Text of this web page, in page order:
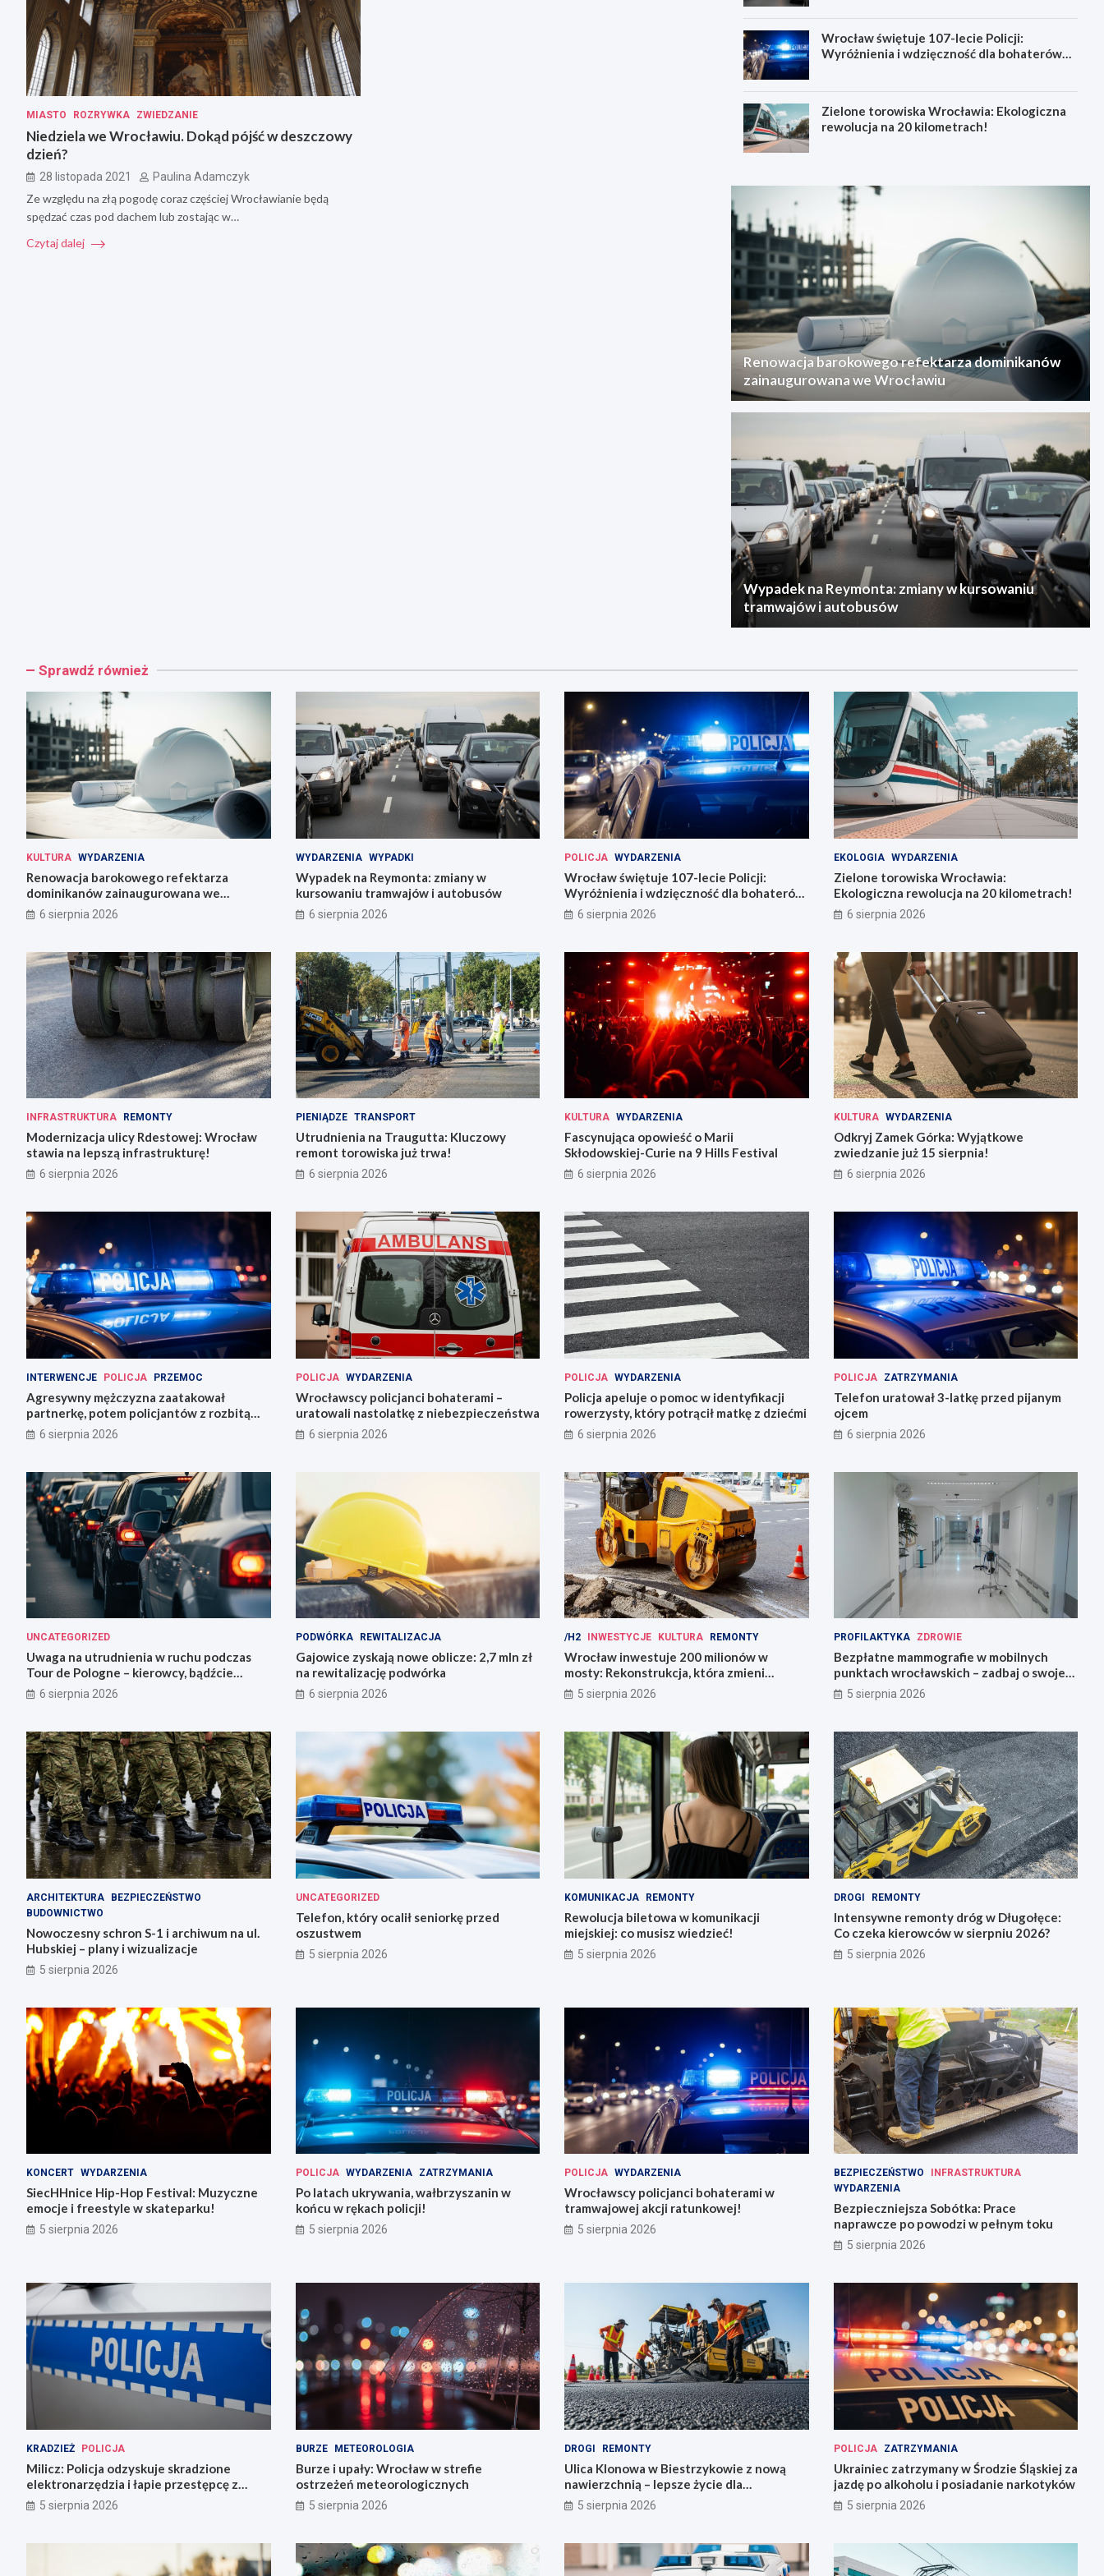
MIASTO ROZRYWKA ZWIEDZANIE
Niedziela we Wrocławiu. Dokąd pójść w deszczowy
dzień?
28 listopada 2021 Paulina Adamczyk
Ze względu na złą pogodę coraz częściej Wrocławianie będą
spędzać czas pod dachem lub zostając w…
Czytaj dalej
Wrocław świętuje 107-lecie Policji:
Wyróżnienia i wdzięczność dla bohaterów
Zielone torowiska Wrocławia: Ekologiczna
rewolucja na 20 kilometrach!
Renowacja barokowego refektarza dominikanów
zainaugurowana we Wrocławiu
Wypadek na Reymonta: zmiany w kursowaniu
tramwajów i autobusów
Sprawdź również
KULTURA WYDARZENIA
Renowacja barokowego refektarza
dominikanów zainaugurowana we
Wrocławiu
6 sierpnia 2026
WYDARZENIA WYPADKI
Wypadek na Reymonta: zmiany w
kursowaniu tramwajów i autobusów
6 sierpnia 2026
POLICJA WYDARZENIA
Wrocław świętuje 107-lecie Policji:
Wyróżnienia i wdzięczność dla bohaterów
codzienności
6 sierpnia 2026
EKOLOGIA WYDARZENIA
Zielone torowiska Wrocławia:
Ekologiczna rewolucja na 20 kilometrach!
6 sierpnia 2026
INFRASTRUKTURA REMONTY
Modernizacja ulicy Rdestowej: Wrocław
stawia na lepszą infrastrukturę!
6 sierpnia 2026
PIENIĄDZE TRANSPORT
Utrudnienia na Traugutta: Kluczowy
remont torowiska już trwa!
6 sierpnia 2026
KULTURA WYDARZENIA
Fascynująca opowieść o Marii
Skłodowskiej-Curie na 9 Hills Festival
6 sierpnia 2026
KULTURA WYDARZENIA
Odkryj Zamek Górka: Wyjątkowe
zwiedzanie już 15 sierpnia!
6 sierpnia 2026
INTERWENCJE POLICJA PRZEMOC
Agresywny mężczyzna zaatakował
partnerkę, potem policjantów z rozbitą
butelką
6 sierpnia 2026
POLICJA WYDARZENIA
Wrocławscy policjanci bohaterami –
uratowali nastolatkę z niebezpieczeństwa
6 sierpnia 2026
POLICJA WYDARZENIA
Policja apeluje o pomoc w identyfikacji
rowerzysty, który potrącił matkę z dziećmi
6 sierpnia 2026
POLICJA ZATRZYMANIA
Telefon uratował 3-latkę przed pijanym
ojcem
6 sierpnia 2026
UNCATEGORIZED
Uwaga na utrudnienia w ruchu podczas
Tour de Pologne – kierowcy, bądźcie
przygotowani!
6 sierpnia 2026
PODWÓRKA REWITALIZACJA
Gajowice zyskają nowe oblicze: 2,7 mln zł
na rewitalizację podwórka
6 sierpnia 2026
/H2 INWESTYCJE KULTURA REMONTY
Wrocław inwestuje 200 milionów w
mosty: Rekonstrukcja, która zmieni
miasto!
5 sierpnia 2026
PROFILAKTYKA ZDROWIE
Bezpłatne mammografie w mobilnych
punktach wrocławskich – zadbaj o swoje
zdrowie!
5 sierpnia 2026
ARCHITEKTURA
BEZPIECZEŃSTWO
BUDOWNICTWO
Nowoczesny schron S-1 i archiwum na ul.
Hubskiej – plany i wizualizacje
5 sierpnia 2026
UNCATEGORIZED
Telefon, który ocalił seniorkę przed
oszustwem
5 sierpnia 2026
KOMUNIKACJA REMONTY
Rewolucja biletowa w komunikacji
miejskiej: co musisz wiedzieć!
5 sierpnia 2026
DROGI REMONTY
Intensywne remonty dróg w Długołęce:
Co czeka kierowców w sierpniu 2026?
5 sierpnia 2026
KONCERT WYDARZENIA
SiecHHnice Hip-Hop Festival: Muzyczne
emocje i freestyle w skateparku!
5 sierpnia 2026
POLICJA WYDARZENIA ZATRZYMANIA
Po latach ukrywania, wałbrzyszanin w
końcu w rękach policji!
5 sierpnia 2026
POLICJA WYDARZENIA
Wrocławscy policjanci bohaterami w
tramwajowej akcji ratunkowej!
5 sierpnia 2026
BEZPIECZEŃSTWO
INFRASTRUKTURA
WYDARZENIA
Bezpieczniejsza Sobótka: Prace
naprawcze po powodzi w pełnym toku
5 sierpnia 2026
KRADZIEŻ POLICJA
Milicz: Policja odzyskuje skradzione
elektronarzędzia i łapie przestępcę z
narkotykami
5 sierpnia 2026
BURZE METEOROLOGIA
Burze i upały: Wrocław w strefie
ostrzeżeń meteorologicznych
5 sierpnia 2026
DROGI REMONTY
Ulica Klonowa w Biestrzykowie z nową
nawierzchnią – lepsze życie dla
mieszkańców!
5 sierpnia 2026
POLICJA ZATRZYMANIA
Ukrainiec zatrzymany w Środzie Śląskiej za
jazdę po alkoholu i posiadanie narkotyków
5 sierpnia 2026